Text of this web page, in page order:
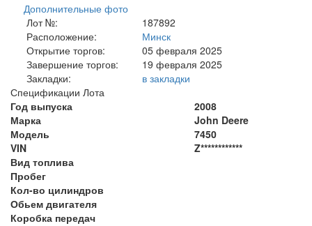
Дополнительные фото
Лот №:
187892
Расположение:
Минск
Открытие торгов:
05 февраля 2025
Завершение торгов:
19 февраля 2025
Закладки:
в закладки
Спецификации Лота
Год выпуска
2008
Марка
John Deere
Модель
7450
VIN
Z************
Вид топлива
Пробег
Кол-во цилиндров
Обьем двигателя
Коробка передач